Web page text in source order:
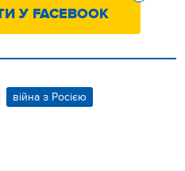
У FACEBOOK
війна з Росією